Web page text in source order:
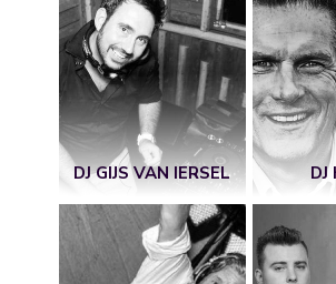
DJ GIJS VAN IERSEL DJ